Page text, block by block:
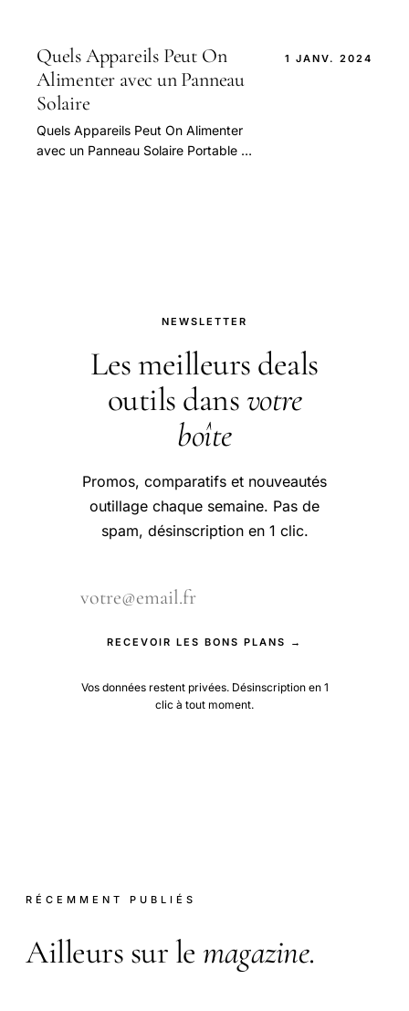
Quels Appareils Peut On
Alimenter avec un Panneau
Solaire
Quels Appareils Peut On Alimenter
avec un Panneau Solaire Portable —
1 JANV. 2024
NEWSLETTER
Les meilleurs deals
outils dansvotre
boîte
Promos, comparatifs et nouveautés
outillage chaque semaine. Pas de
spam, désinscription en 1 clic.
RECEVOIR LES BONS PLANS →
Vos données restent privées. Désinscription en 1
clic à tout moment.
RÉCEMMENT PUBLIÉS
Ailleurs sur le magazine.